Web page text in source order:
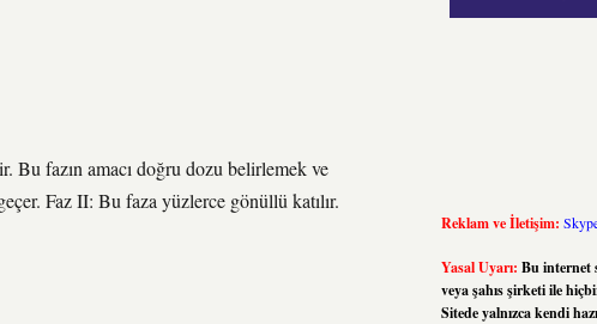
Bu fazın amacı doğru dozu belirlemek ve
Faz II: Bu faza yüzlerce gönüllü katılır.
Reklam ve İletişim:
Yasal Uyarı: Bu internet
veya şahıs şirketi ile
Sitede yalnızca kendi